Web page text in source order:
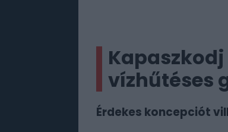
vízhűtéses
Érdekes koncepciót